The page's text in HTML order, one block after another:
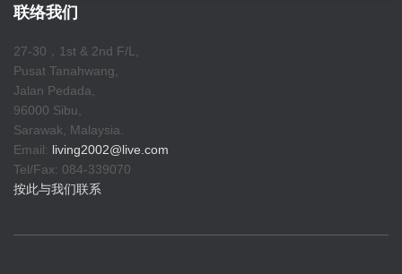
联络我们
27-30，1st & 2nd F/L,
Pusat Tanahwang,
Jalan Pedada,
96000 Sibu,
Sarawak, Malaysia.
Email: living2002@live.com
Tel/Fax: 084-339070
按此与我们联系